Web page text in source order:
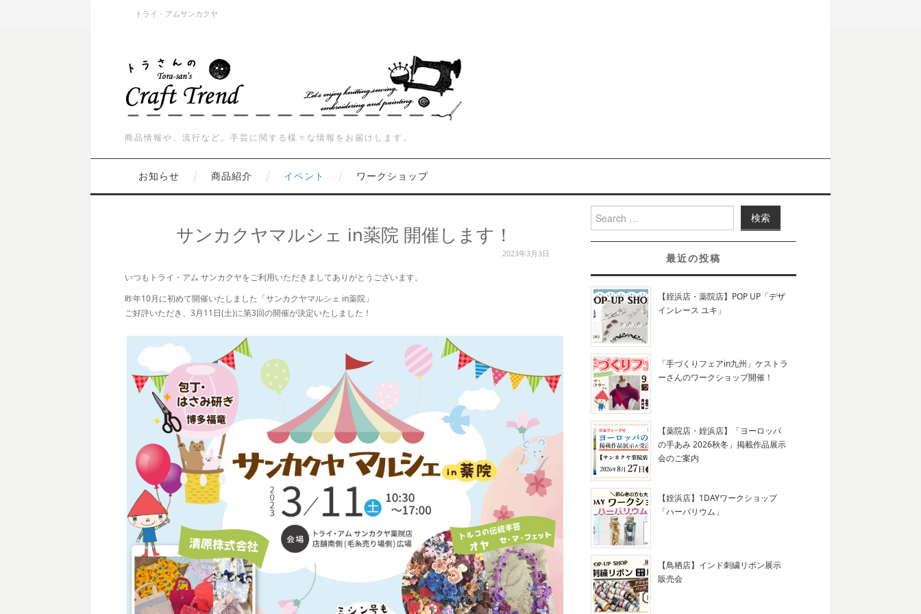
トライ・アムサンカクヤ
商品情報や、流行など。手芸に関する様々な情報をお届けします。
お知らせ 商品紹介 イベント ワークショップ
サンカクヤマルシェ in薬院 開催します！
2023年3月3日
いつもトライ・アム サンカクヤをご利用いただきましてありがとうございます。
昨年10月に初めて開催いたしました「サンカクヤマルシェ in薬院」
ご好評いただき、3月11日(土)に第3回の開催が決定いたしました！
Search for:
最近の投稿
【姪浜店・薬院店】POP UP「デザ
インレース ユキ」
「手づくりフェアin九州」ケストラ
ーさんのワークショップ開催！
【薬院店・姪浜店】「ヨーロッパ
の手あみ 2026秋冬」掲載作品展示
会のご案内
【姪浜店】1DAYワークショップ
「ハーバリウム」
【鳥栖店】インド刺繍リボン展示
販売会